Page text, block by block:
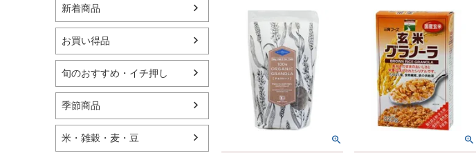
新着商品
お買い得品
旬のおすすめ・イチ押し
季節商品
米・雑穀・麦・豆